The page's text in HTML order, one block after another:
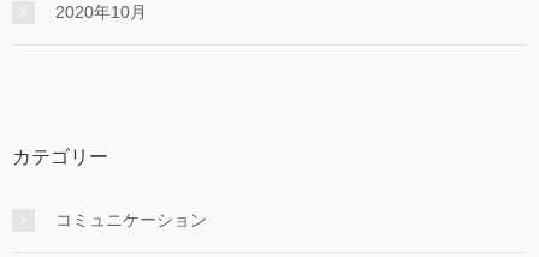
2020年10月
カテゴリー
コミュニケーション